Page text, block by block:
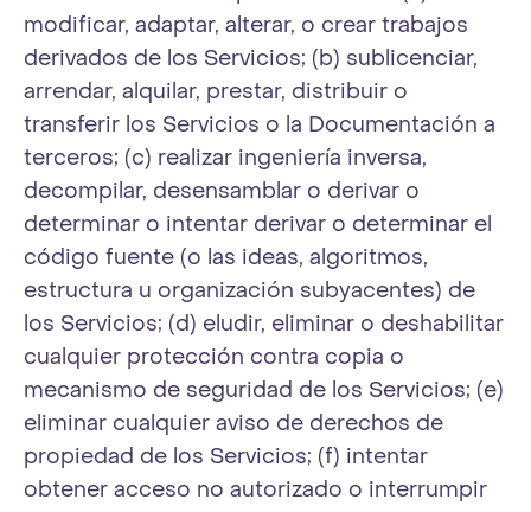
modificar, adaptar, alterar, o crear trabajos
derivados de los Servicios; (b) sublicenciar,
arrendar, alquilar, prestar, distribuir o
transferir los Servicios o la Documentación a
terceros; (c) realizar ingeniería inversa,
decompilar, desensamblar o derivar o
determinar o intentar derivar o determinar el
código fuente (o las ideas, algoritmos,
estructura u organización subyacentes) de
los Servicios; (d) eludir, eliminar o deshabilitar
cualquier protección contra copia o
mecanismo de seguridad de los Servicios; (e)
eliminar cualquier aviso de derechos de
propiedad de los Servicios; (f) intentar
obtener acceso no autorizado o interrumpir